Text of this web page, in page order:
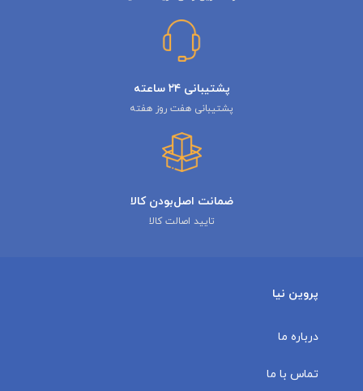
پشتیبانی ۲۴ ساعته
پشتیبانی هفت روز هفته
ضمانت اصل‌بودن کالا
تایید اصالت کالا
پروین نیا
درباره ما
تماس با ما